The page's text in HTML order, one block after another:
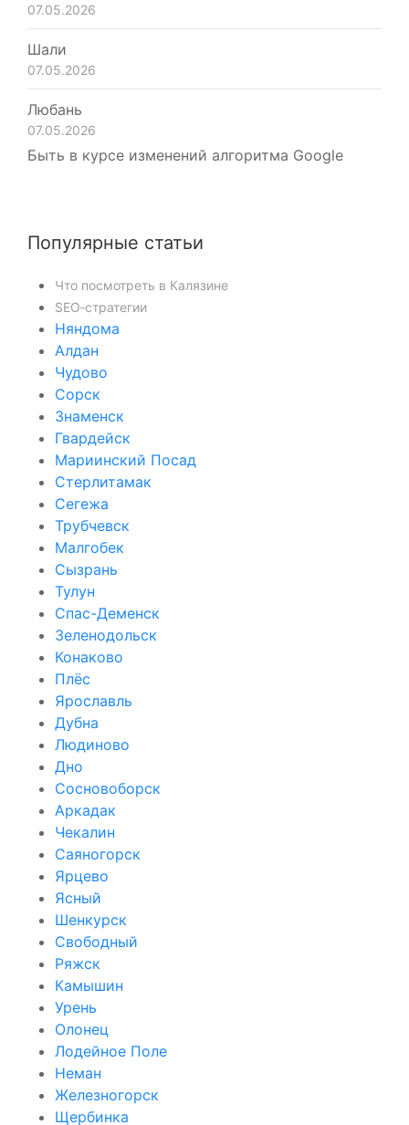
07.05.2026
Шали
07.05.2026
Любань
07.05.2026
Быть в курсе изменений алгоритма Google
Популярные статьи
Что посмотреть в Калязине
SEO‑стратегии
Няндома
Алдан
Чудово
Сорск
Знаменск
Гвардейск
Мариинский Посад
Стерлитамак
Сегежа
Трубчевск
Малгобек
Сызрань
Тулун
Спас-Деменск
Зеленодольск
Конаково
Плёс
Ярославль
Дубна
Людиново
Дно
Сосновоборск
Аркадак
Чекалин
Саяногорск
Ярцево
Ясный
Шенкурск
Свободный
Ряжск
Камышин
Урень
Олонец
Лодейное Поле
Неман
Железногорск
Щербинка